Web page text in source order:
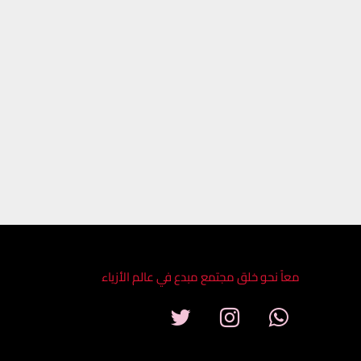
معاً نحو خلق مجتمع مبدع في عالم الأزياء